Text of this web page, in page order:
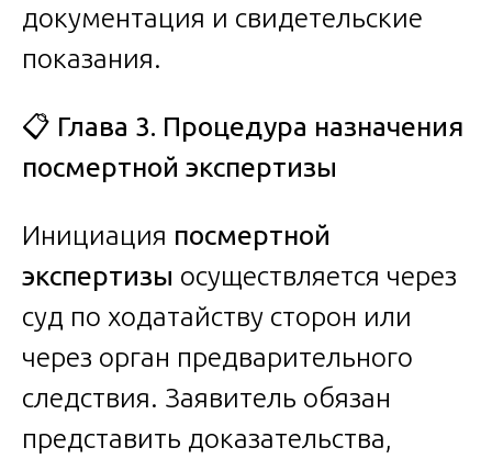
документация и свидетельские
показания.
📋 Глава 3. Процедура назначения
посмертной экспертизы
Инициация посмертной
экспертизы осуществляется через
суд по ходатайству сторон или
через орган предварительного
следствия. Заявитель обязан
представить доказательства,